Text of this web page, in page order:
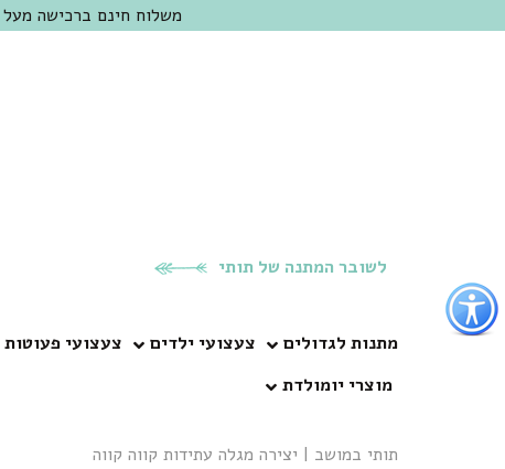
כפתור
לפתיחת
תפריט
נגישות
משלוח חינם ברכישה מעל 300 ש"ח | אופציה למשלוח מהיום להיום באזור המרכז | מוזמנים לבקר בחנות בכפר שמריהו
לשובר המתנה של תותי
מתנות לגדולים צעצועי ילדים צעצועי פעוטות
מוצרי יומולדת
תותי במושב | יצירה מגלה עתידות קווה קווה